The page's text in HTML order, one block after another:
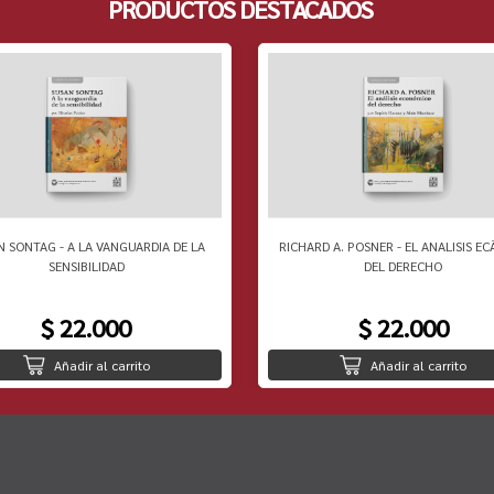
PRODUCTOS DESTACADOS
SONTAG - A LA VANGUARDIA DE LA
SENSIBILIDAD
$ 22.000
Añadir al carrito
RICHARD A. POSNER - EL ANALISIS
DEL DERECHO
$ 22.000
Añadir al carrito